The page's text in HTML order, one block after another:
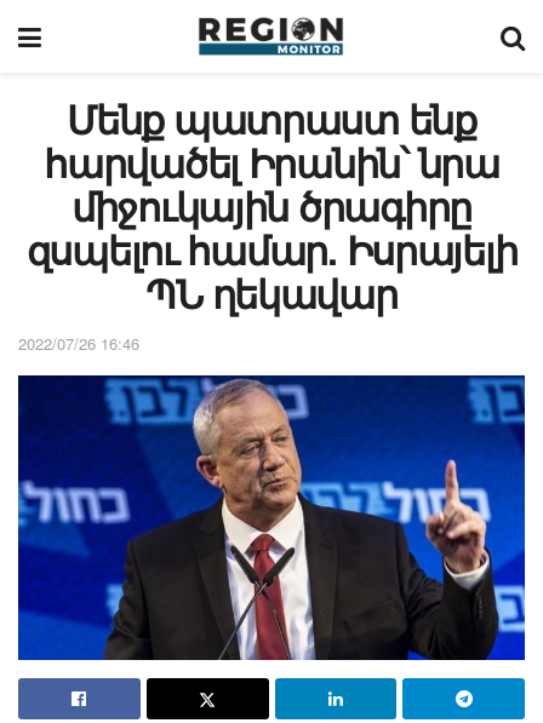
Մենք պատրաստ ենք
հարվածել Իրանին՝ նրա
միջուկային ծրագիրը
զսպելու համար. Իսրայելի
ՊՆ ղեկավար
2022/07/26 16:46